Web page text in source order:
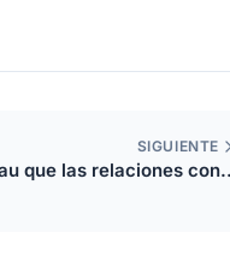
SIGUIENTE
que las relaciones